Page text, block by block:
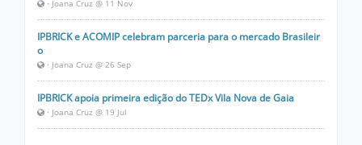
· Joana Cruz @ 11 Nov
IPBRICK e ACOMIP celebram parceria para o mercado Brasileir
o
· Joana Cruz @ 26 Sep
IPBRICK apoia primeira edição do TEDx Vila Nova de Gaia
· Joana Cruz @ 19 Jul